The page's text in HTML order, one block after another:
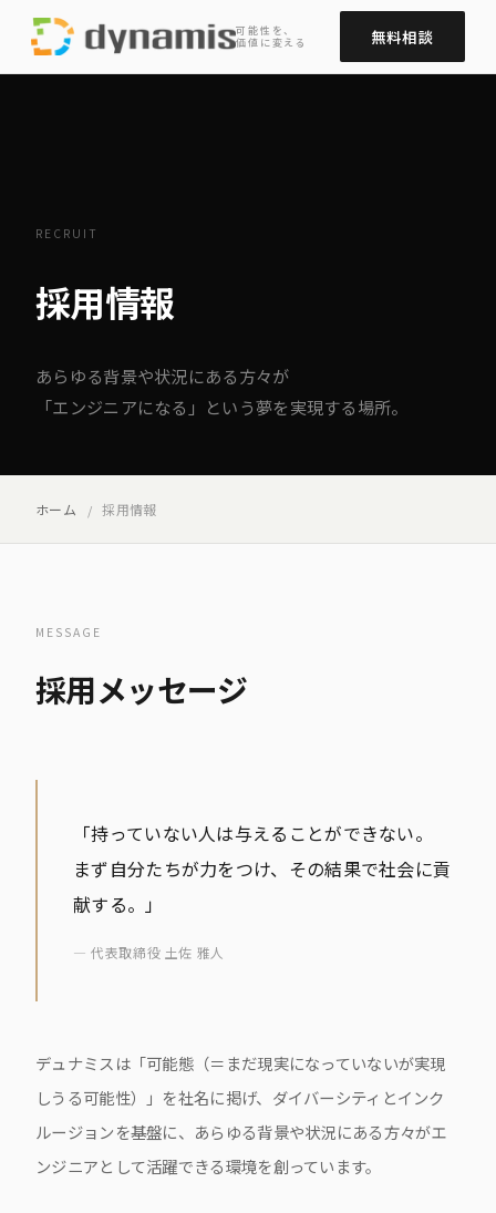
可能性を、
価値に変える
無料相談
RECRUIT
採用情報
あらゆる背景や状況にある方々が
「エンジニアになる」という夢を実現する場所。
ホーム 採用情報
MESSAGE
採用メッセージ
「持っていない人は与えることができない。
まず自分たちが力をつけ、その結果で社会に貢
献する。」
― 代表取締役 土佐 雅人
デュナミスは「可能態（＝まだ現実になっていないが実現
しうる可能性）」を社名に掲げ、ダイバーシティとインク
ルージョンを基盤に、あらゆる背景や状況にある方々がエ
ンジニアとして活躍できる環境を創っています。